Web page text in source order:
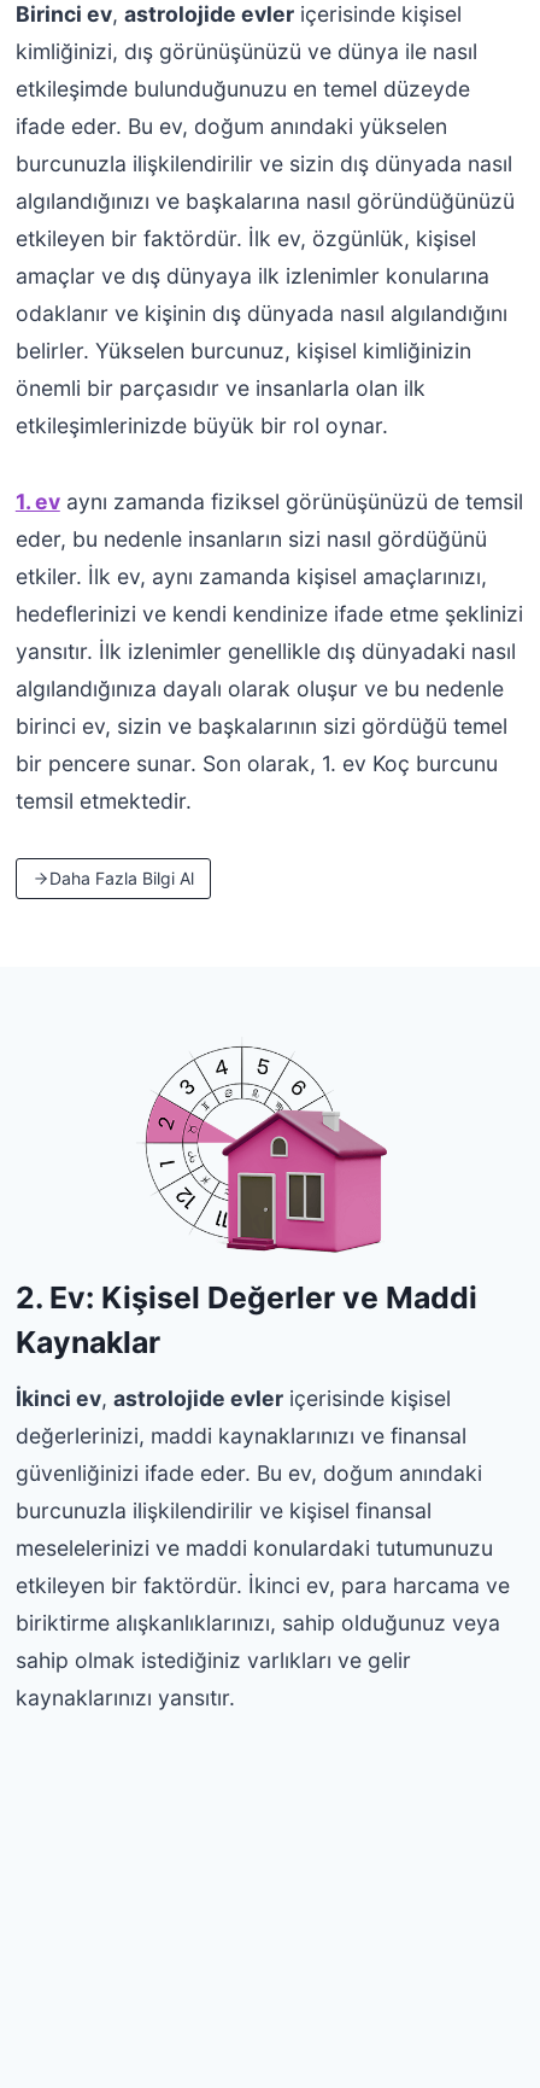
Birinci ev, astrolojide evleriçerisinde kişisel
kimliğinizi, dış görünüşünüzü ve dünya ile nasıl
etkileşimde bulunduğunuzu en temel düzeyde
ifade eder. Bu ev, doğum anındaki yükselen
burcunuzla ilişkilendirilir ve sizin dış dünyada nasıl
algılandığınızı ve başkalarına nasıl göründüğünüzü
etkileyen bir faktördür. İlk ev, özgünlük, kişisel
amaçlar ve dış dünyaya ilk izlenimler konularına
odaklanır ve kişinin dış dünyada nasıl algılandığını
belirler. Yükselen burcunuz, kişisel kimliğinizin
önemli bir parçasıdır ve insanlarla olan ilk
etkileşimlerinizde büyük bir rol oynar.
1. evaynı zamanda fiziksel görünüşünüzü de temsil
eder, bu nedenle insanların sizi nasıl gördüğünü
etkiler. İlk ev, aynı zamanda kişisel amaçlarınızı,
hedeflerinizi ve kendi kendinize ifade etme şeklinizi
yansıtır. İlk izlenimler genellikle dış dünyadaki nasıl
algılandığınıza dayalı olarak oluşur ve bu nedenle
birinci ev, sizin ve başkalarının sizi gördüğü temel
bir pencere sunar. Son olarak, 1. ev Koç burcunu
temsil etmektedir.
Daha Fazla Bilgi Al
2. Ev: Kişisel Değerler ve Maddi
Kaynaklar
İkinci ev, astrolojide evleriçerisinde kişisel
değerlerinizi, maddi kaynaklarınızı ve finansal
güvenliğinizi ifade eder. Bu ev, doğum anındaki
burcunuzla ilişkilendirilir ve kişisel finansal
meselelerinizi ve maddi konulardaki tutumunuzu
etkileyen bir faktördür. İkinci ev, para harcama ve
biriktirme alışkanlıklarınızı, sahip olduğunuz veya
sahip olmak istediğiniz varlıkları ve gelir
kaynaklarınızı yansıtır.